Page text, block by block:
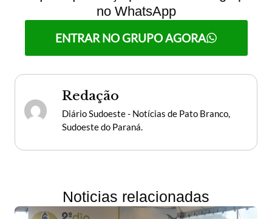
no WhatsApp
ENTRAR NO GRUPO AGORA
Redação
Diário Sudoeste - Notícias de Pato Branco,
Sudoeste do Paraná.
Noticias relacionadas